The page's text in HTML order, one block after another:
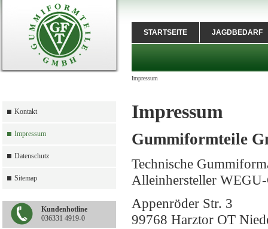
Kontakt
Impressum
Datenschutz
Sitemap
Kundenhotline
036331 4919-0
STARTSEITE JAGDBEDARF
Impressum
Impressum
Gummiformteile
Technische
Alleinhersteller
Appenröder Str. 3
99768 Harztor OT